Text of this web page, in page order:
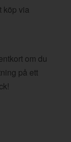
köp via
om du
på ett